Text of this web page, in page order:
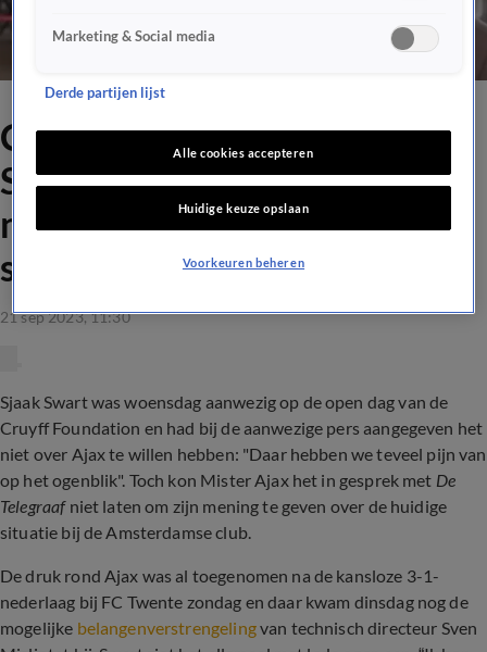
Crisis bij Ajax doet Sjaak
Swart veel pijn: ‘Dit heb ik
nog nooit meegemaakt, zó
slecht!’
21 sep 2023, 11:30
Sjaak Swart was woensdag aanwezig op de open dag van de
Cruyff Foundation en had bij de aanwezige pers aangegeven het
niet over Ajax te willen hebben: "Daar hebben we teveel pijn van
op het ogenblik". Toch kon Mister Ajax het in gesprek met De
Telegraafniet laten om zijn mening te geven over de huidige
situatie bij de Amsterdamse club.
De druk rond Ajax was al toegenomen na de kansloze 3-1-
nederlaag bij FC Twente zondag en daar kwam dinsdag nog de
mogelijke belangenverstrengelingvan technisch directeur Sven
Marketing & Social media
Derde partijen lijst
Alle cookies accepteren
Huidige keuze opslaan
Voorkeuren beheren